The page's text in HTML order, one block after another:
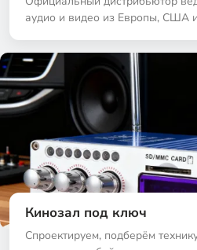
аудио и видео из Европы, США
Кинозал под ключ
Спроектируем, подберём